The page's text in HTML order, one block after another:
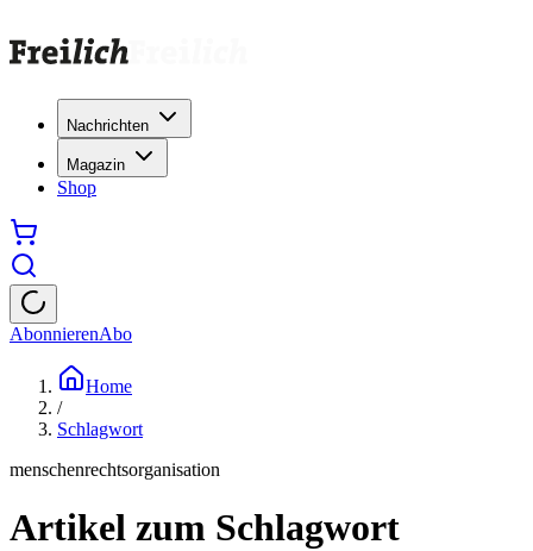
Nachrichten
Magazin
Shop
AbonnierenAbo
Home
/
Schlagwort
menschenrechtsorganisation
Artikel zum Schlagwort